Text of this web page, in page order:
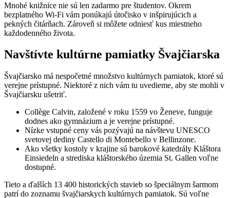
Mnohé knižnice nie sú len zadarmo pre študentov. Okrem
bezplatného Wi-Fi vám ponúkajú útočisko v inšpirujúcich a
pekných čitárňach. Zároveň si môžete odniesť kus miestneho
každodenného života.
Navštívte kultúrne pamiatky Švajčiarska
Švajčiarsko má nespočetné množstvo kultúrnych pamiatok, ktoré sú
verejne prístupné. Niektoré z nich vám tu uvedieme, aby ste mohli v
Švajčiarsku ušetriť.
Collège Calvin, založené v roku 1559 vo Ženeve, funguje
dodnes ako gymnázium a je verejne prístupné.
Nízke vstupné ceny vás pozývajú na návštevu UNESCO
svetovej dediny Castello di Montebello v Bellinzone.
Ako všetky kostoly v krajine sú barokové katedrály Kláštora
Einsiedeln a strediska kláštorského územia St. Gallen voľne
dostupné.
Tieto a ďalších 13 400 historických stavieb so špeciálnym šarmom
patrí do zoznamu švajčiarskych kultúrnych pamiatok. Sú voľne